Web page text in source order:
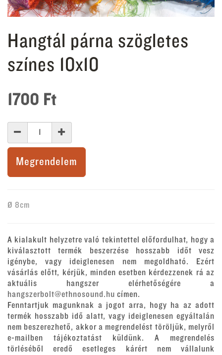
Hangtál párna szögletes
színes 10x10
1700 Ft
Megrendelem
Ø 8cm
A kialakult helyzetre való tekintettel előfordulhat, hogy a
kiválasztott termék beszerzése hosszabb időt vesz
igénybe, vagy ideiglenesen nem megoldható. Ezért
vásárlás előtt, kérjük, minden esetben kérdezzenek rá az
aktuális hangszer elérhetőségére a
hangszerbolt@ethnosound.hu címen.
Fenntartjuk magunknak a jogot arra, hogy ha az adott
termék hosszabb idő alatt, vagy ideiglenesen egyáltalán
nem beszerezhető, akkor a megrendelést töröljük, melyről
e-mailben tájékoztatást küldünk. A megrendelés
törléséből eredő esetleges kárért nem vállalunk